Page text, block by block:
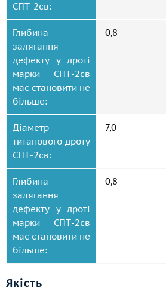
СПТ-2св:
Глибина
залягання
дефекту у дроті
марки СПТ-2св
має становити не
більше:
0,8
Діаметр
титанового дроту
СПТ-2св:
7,0
Глибина
залягання
дефекту у дроті
марки СПТ-2св
має становити не
більше:
0,8
Якість